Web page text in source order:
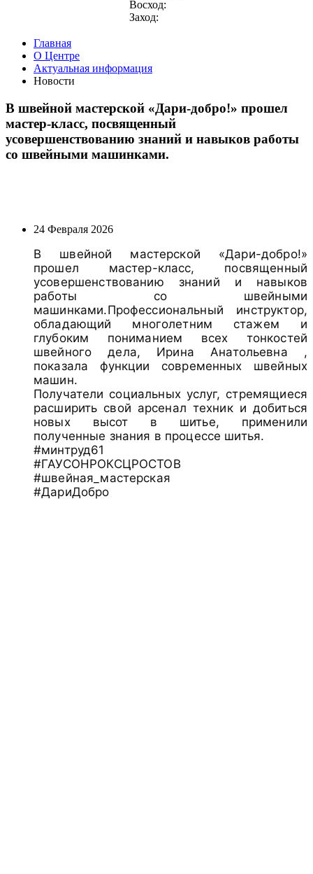
Восход:
Заход:
Главная
О Центре
Актуальная информация
Новости
В швейной мастерской «Дари-добро!» прошел
мастер-класс, посвященный
усовершенствованию знаний и навыков работы
со швейными машинками.
24 Февраля 2026
В швейной мастерской «Дари-добро!»
прошел мастер-класс, посвященный
усовершенствованию знаний и навыков
работы со швейными
машинками.Профессиональный инструктор,
обладающий многолетним стажем и
глубоким пониманием всех тонкостей
швейного дела, Ирина Анатольевна ,
показала функции современных швейных
машин.
Получатели социальных услуг, стремящиеся
расширить свой арсенал техник и добиться
новых высот в шитье, применили
полученные знания в процессе шитья.
#минтруд61
#ГАУСОНРОКСЦРОСТОВ
#швейная_мастерская
#ДариДобро